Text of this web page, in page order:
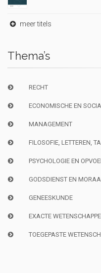
meer titels
Thema’s
RECHT
ECONOMISCHE EN
MANAGEMENT
FILOSOFIE, LETTEREN,
PSYCHOLOGIE EN
GODSDIENST EN
GENEESKUNDE
EXACTE
TOEGEPASTE